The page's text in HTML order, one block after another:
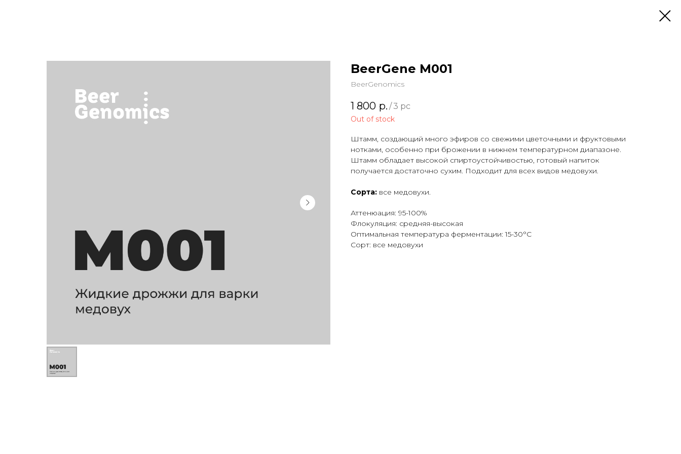
BeerGene M001
BeerGenomics
1 800 р. /3 pc
Out of stock
Штамм, создающий много эфиров со свежими цветочными и фруктовыми
нотками, особенно при брожении в нижнем температурном диапазоне.
Штамм обладает высокой спиртоустойчивостью, готовый напиток
получается достаточно сухим. Подходит для всех видов медовухи.
Сорта: все медовухи.
Аттенюация: 95-100%
Флокуляция: средняя-высокая
Оптимальная температура ферментации: 15-30°C
Сорт: все медовухи